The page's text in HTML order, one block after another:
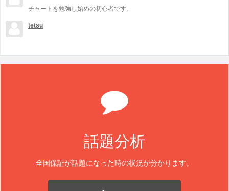
チャートを勉強し始めの初心者です。
tetsu
話題分析
全国保証が話題になった時の状況が分かります。